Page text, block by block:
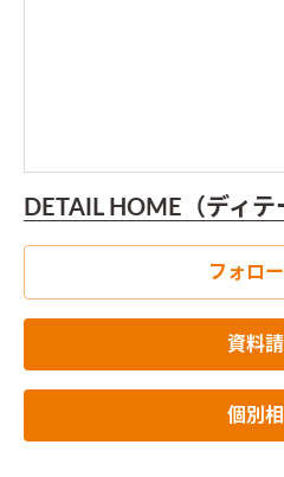
DETAIL HOME（ディテ
フォロ
資料
個別